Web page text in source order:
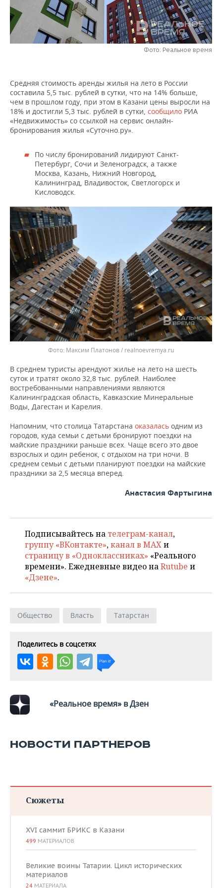
НЕФТЕХИМИЯ
НЕФТЬ
РОЗНИЧНАЯ ТОРГОВЛЯ
ТРАНСПОРТ
НОВОСТИ ТЕХНОЛОГИЙ
IT
ТЕЛЕКОММУНИКАЦИИ
МЕРОПРИЯТИЯ
НОВОСТИ МЕРОПРИЯТИЙ
БИЗНЕС-БРАНЧИ
ONLINE-КОНФЕРЕНЦИИ
ОТКРЫТАЯ ЛЕКЦИЯ
СПОРТ
ФУТБОЛ
ХОККЕЙ
БАСКЕТБОЛ
ВОЛЕЙБОЛ
КИБЕРСПОРТ
ВОДНЫЕ ВИДЫ СПОРТА
ХОККЕЙ С МЯЧОМ
НОВОСТИ ОБЩЕСТВА
ВЛАСТЬ
ИНФРАСТРУКТУРА
ИСТОРИЯ
КУЛЬТУРА
ОБРАЗОВАНИЕ
ПРОИСШЕСТВИЯ
ФОТОГАЛЕРЕЯ
СЮЖЕТЫ
СПРАВОЧНИК
СПИСОК ПЕРСОН
СПИСОК КОМПАНИЙ
ПОЛНАЯ ВЕРСИЯ
Фото: Реальное время
Средняя стоимость аренды жилья на лето в России
составила 5,5 тыс. рублей в сутки, что на 14% больше,
чем в прошлом году, при этом в Казани цены выросли на
18% и достигли 5,3 тыс. рублей в сутки, сообщило РИА
«Недвижимость» со ссылкой на сервис онлайн-
бронирования жилья «Суточно.ру».
По числу бронирований лидируют Санкт-
Петербург, Сочи и Зеленоградск, а также
Москва, Казань, Нижний Новгород,
Калининград, Владивосток, Светлогорск и
Кисловодск.
Максим Платонов / realnoevremya.ru
В среднем туристы арендуют жилье на лето на шесть
суток и тратят около 32,8 тыс. рублей. Наиболее
востребованными направлениями являются
Калининградская область, Кавказские Минеральные
Воды, Дагестан и Карелия.
Напомним, что столица Татарстана оказалась одним из
городов, куда семьи с детьми бронируют поездки на
майские праздники раньше всех. Чаще всего это двое
взрослых и один ребенок, с отдыхом на три ночи. В
среднем семьи с детьми планируют поездки на майские
праздники за 2,5 месяца вперед.
Анастасия Фартыгина
Подписывайтесь на телеграм-канал,
группу «ВКонтакте»,канал в MAXи
страницу в «Одноклассниках» «Реального
времени». Ежедневные видео наRutube и
«Дзене».
Общество Власть Татарстан
Поделитесь в соцсетях
«Реальное время» в Дзен
НОВОСТИ ПАРТНЕРОВ
Сюжеты
XVI саммит БРИКС в Казани
499 МАТЕРИАЛОВ
Великие воины Татарии. Цикл исторических
материалов
24 МАТЕРИАЛА